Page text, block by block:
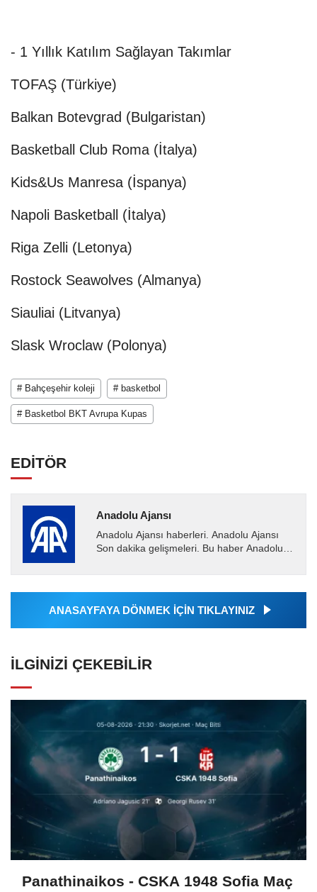
- 1 Yıllık Katılım Sağlayan Takımlar
TOFAŞ (Türkiye)
Balkan Botevgrad (Bulgaristan)
Basketball Club Roma (İtalya)
Kids&Us Manresa (İspanya)
Napoli Basketball (İtalya)
Riga Zelli (Letonya)
Rostock Seawolves (Almanya)
Siauliai (Litvanya)
Slask Wroclaw (Polonya)
# Bahçeşehir koleji # basketbol
# Basketbol BKT Avrupa Kupas
EDİTÖR
Anadolu Ajansı
Anadolu Ajansı haberleri. Anadolu Ajansı
Son dakika gelişmeleri. Bu haber Anadolu
Ajansı tarafından...
ANASAYFAYA DÖNMEK İÇİN TIKLAYINIZ
İLGINIZI ÇEKEBILIR
Panathinaikos - CSKA 1948 Sofia Maç